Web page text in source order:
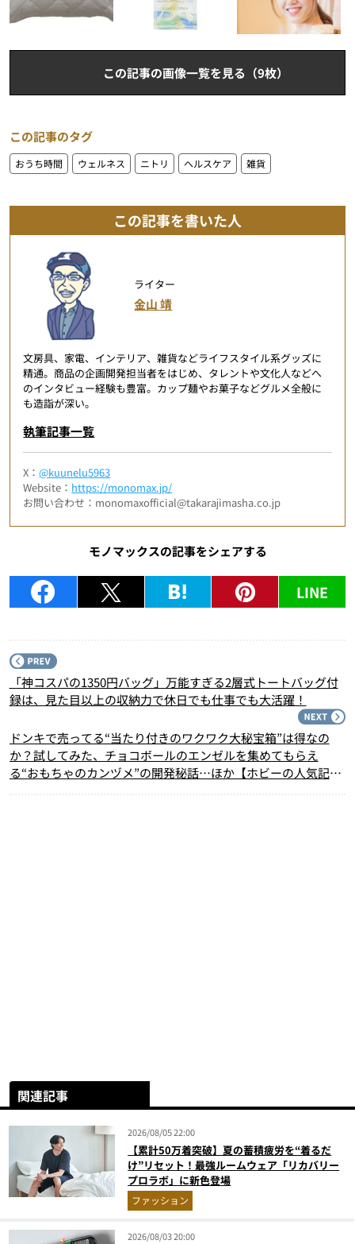
この記事の画像一覧を見る（9枚）
この記事のタグ
おうち時間 ウェルネス ニトリ ヘルスケア 雑貨
この記事を書いた人
ライター
金山 靖
文房具、家電、インテリア、雑貨などライフスタイル系グッズに
精通。商品の企画開発担当者をはじめ、タレントや文化人などへ
のインタビュー経験も豊富。カップ麺やお菓子などグルメ全般に
も造詣が深い。
執筆記事一覧
X：@kuunelu5963
Website： https://monomax.jp/
お問い合わせ：monomaxofficial@takarajimasha.co.jp
モノマックスの記事をシェアする
LINE
「神コスパの1350円バッグ」万能すぎる2層式トートバッグ付
録は、見た目以上の収納力で休日でも仕事でも大活躍！
ドンキで売ってる“当たり付きのワクワク大秘宝箱”は得なの
か？試してみた、チョコボールのエンゼルを集めてもらえ
る“おもちゃのカンヅメ”の開発秘話…ほか【ホビーの人気記事
関連記事
2026/08/05 22:00
【累計50万着突破】夏の蓄積疲労を“着るだ
け”リセット！最強ルームウェア「リカバリー
プロラボ」に新色登場
ファッション
2026/08/03 20:00